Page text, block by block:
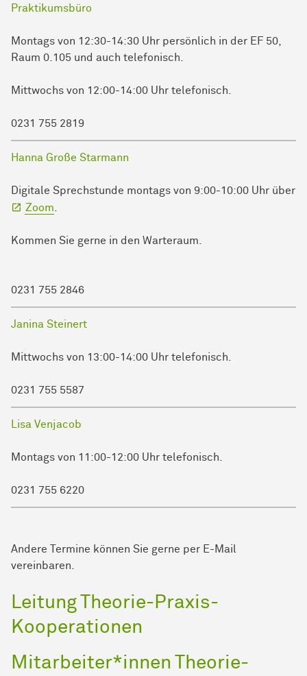
Praktikumsbüro
Montags von 12:30-14:30 Uhr persönlich in der EF 50,
Raum 0.105 und auch telefonisch.
Mittwochs von 12:00-14:00 Uhr telefonisch.
0231 755 2819
Hanna Große Starmann
Digitale Sprechstunde montags von 9:00-10:00 Uhr über
Zoom.
Kommen Sie gerne in den Warteraum.
0231 755 2846
Janina Steinert
Mittwochs von 13:00-14:00 Uhr telefonisch.
0231 755 5587
Lisa Venjacob
Montags von 11:00-12:00 Uhr telefonisch.
0231 755 6220
Andere Termine können Sie gerne per E-Mail
vereinbaren.
Leitung Theorie-Praxis-
Kooperationen
Mitarbeiter*innen Theorie-